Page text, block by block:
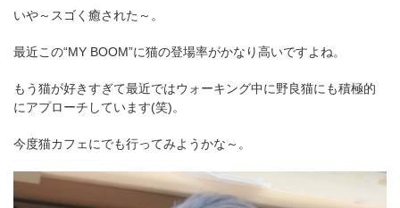
いや～スゴく癒された～。
最近この“MY BOOM”に猫の登場率がかなり高いですよね。
もう猫が好きすぎて最近ではウォーキング中に野良猫にも積極的
にアプローチしています(笑)。
今度猫カフェにでも行ってみようかな～。